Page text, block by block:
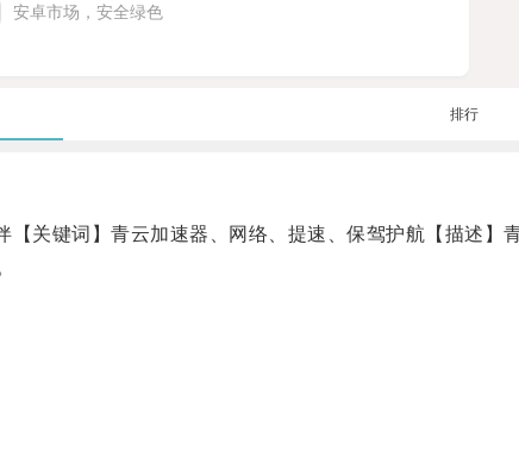
安卓市场，安全绿色
排行
键词】青云加速器、网络、提速、保驾护航【描述】